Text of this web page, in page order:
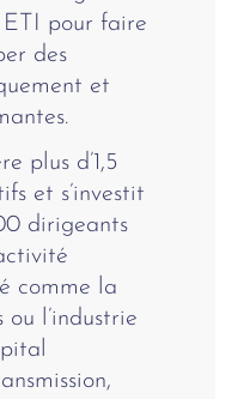
pour faire
des
et
plus d’1,5
et s’investit
dirigeants
comme la
ou l’industrie